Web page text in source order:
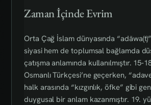
Zaman İçinde Evrim
Orta Çağ İslam dünyasında
siyasi hem de toplumsal bağlamda
çatışma anlamında kullanılmıştır.
Osmanlı Türkçesi’ne geçerken,
halk arasında “kızgınlık, öfke” gibi
duygusal bir anlam kazanmıştır. 19.